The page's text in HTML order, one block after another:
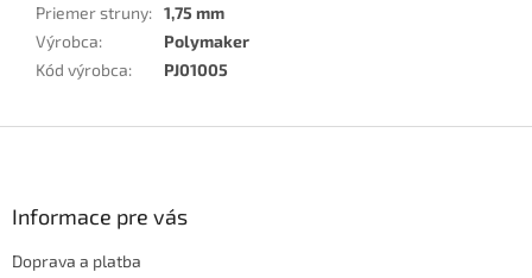
Priemer struny: 1,75 mm
Výrobca:
Polymaker
Kód výrobca: PJ01005
Informace pre vás
Doprava a platba